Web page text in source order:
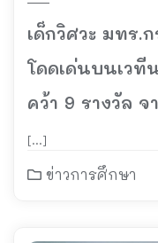
เด็กวิศวะ มทร.
โดดเด่นบนเวที
คว้า 9 รางวัล
2026 ณ กรุงกัว
มาเลเซีย
[…]
ข่าวการศึกษา